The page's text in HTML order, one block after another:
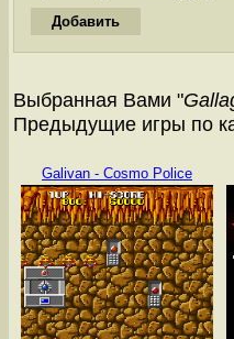
Выбранная Вами "
Предыдущие игры по
Galivan - Cosmo Police